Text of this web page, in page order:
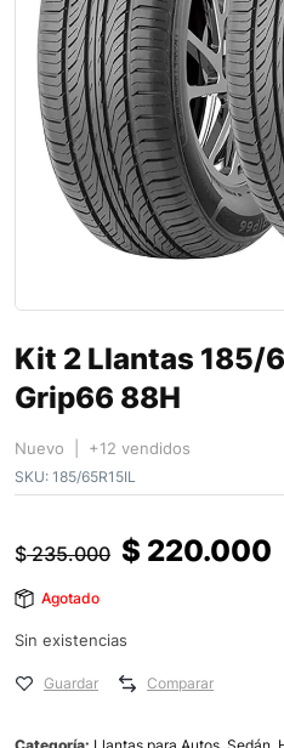
Kit 2 Llantas 185/
Grip66 88H
Nuevo | +12 vendidos
SKU: 185/65R15IL
$235.000 $ 220.000
Agotado
Sin existencias
Guardar Comparar